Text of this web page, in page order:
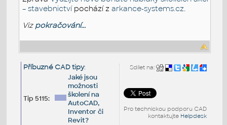
– stavebnictvípochází zarkance-systems.cz.
Viz pokračování...
Sdílet na:
Pro technickou podporu CAD
kontaktujte Helpdesk
Příbuzné CAD tipy:
Tip 5115:
Jaké jsou
možnosti
školení na
AutoCAD,
Inventor či
Revit?